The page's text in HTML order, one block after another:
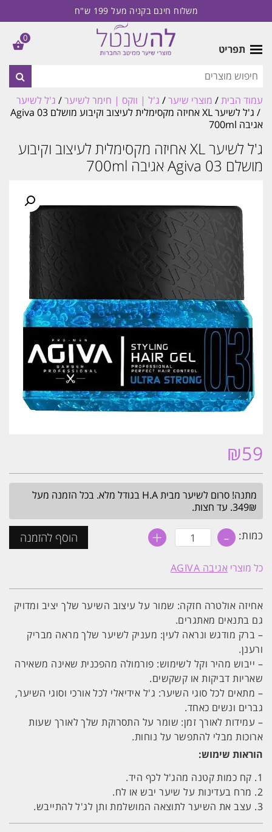
משלוח חינם בקניה מעל 199 ש"ח
תפריט
עמוד הבית/ מוצרי שיער/ ג'ל | ווקס | חימר לשיער/ ג'ל לשיער
/ ג'ל לשיער XL אחיזה מקסימלית לעיצוב וקיבוע מושלם Agiva 03
אגיבה 700ml
ג'ל לשיער XL אחיזה מקסימלית לעיצוב וקיבוע
מושלם Agiva 03 אגיבה 700ml
₪59
מתנה! סרום לשיער מבית H.A בגודל מלא. בכל הזמנה מעל
349₪. עד חצות.
כמות: - כמות
של
לשיער
XL
מקסימלית
לעיצוב
וקיבוע
מושלם
Agiva
03
700ml
+ הוסף להזמנה
כל מוצרי אגיבה AGIVA
אחיזה אולטרה חזקה: שמור על עיצוב השיער שלך יציב ומדויק
גם בתנאים מאתגרים.
– ברק מודגש ונראה לעין: מעניק לשיער שלך מראה מבריק
ורענן.
– ייבוש מהיר וקל לשימוש: פורמולה מהפכנית שאינה משאירה
שאריות דביקות או קשקשים.
– מתאים לכל סוגי השיער: ג'ל אידיאלי לכל אורכי וסוגי השיער,
גברים ונשים כאחד.
– עמידות לאורך זמן: שומר על התסרוקת שלך לאורך שעות
ארוכות מבלי להתפשר על נוחות.
הוראות שימוש:
1. קח כמות קטנה מהג'ל לכף היד.
2. מרח בעדינות על שיער יבש או לח.
3. עצב את השיער לתוצאה המושלמת ותן לג'ל להתייבש.
0